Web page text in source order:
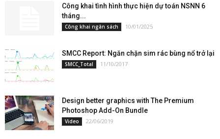
Công khai tình hình thực hiện dự toán NSNN 6
tháng...
Công khai ngân sách 10/01/2025
SMCC Report: Ngăn chặn sim rác bùng nổ trở lại
SMCC_Total 11/10/2017
Design better graphics with The Premium
Photoshop Add-On Bundle
Video 22/06/2019